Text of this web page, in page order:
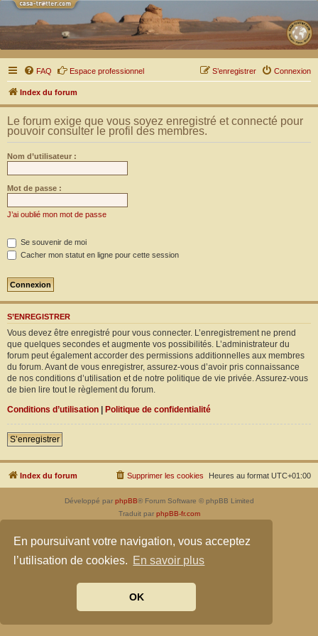
En poursuivant votre navigation, vous acceptez
l’utilisation de cookies. En savoir plus
OK
FAQ Espace professionnel Connexion
S’enregistrer
Index du forum
Le forum exige que vous soyez enregistré et connecté pour
pouvoir consulter le profil des membres.
Nom d’utilisateur :
Mot de passe :
J’ai oublié mon mot de passe
Se souvenir de moi
Cacher mon statut en ligne pour cette session
S’ENREGISTRER
Vous devez être enregistré pour vous connecter. L’enregistrement ne prend
que quelques secondes et augmente vos possibilités. L’administrateur du
forum peut également accorder des permissions additionnelles aux membres
du forum. Avant de vous enregistrer, assurez-vous d’avoir pris connaissance
de nos conditions d’utilisation et de notre politique de vie privée. Assurez-vous
de bien lire tout le règlement du forum.
Conditions d’utilisation | Politique de confidentialité
S’enregistrer
Index du forum Heures au format UTC+01:00
Supprimer les cookies
Développé par phpBB® Forum Software © phpBB Limited
Traduit par phpBB-fr.com